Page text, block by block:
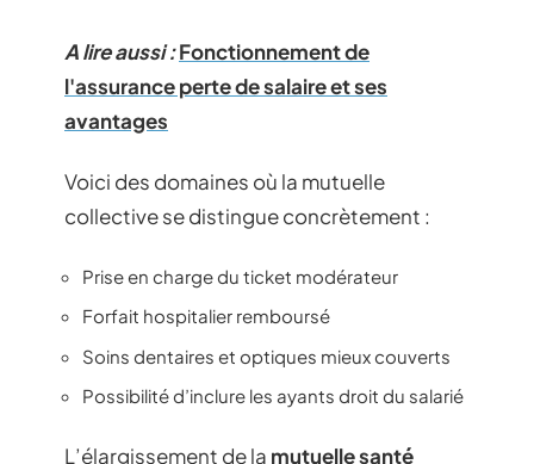
A lire aussi :Fonctionnement de
l'assurance perte de salaire et ses
avantages
Voici des domaines où la mutuelle
collective se distingue concrètement :
Prise en charge du ticket modérateur
Forfait hospitalier remboursé
Soins dentaires et optiques mieux couverts
Possibilité d’inclure les ayants droit du salarié
L’élargissement de la mutuelle santé